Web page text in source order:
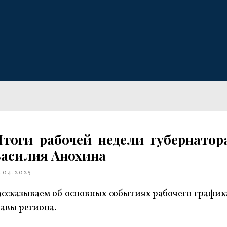
рабочей недели
Анохина
об основных событиях рабочего
региона.